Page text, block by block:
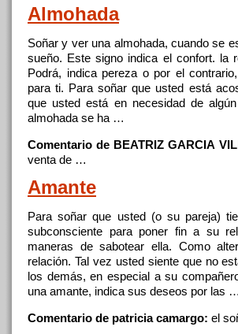
Almohada
Soñar y ver una almohada, cuando se
sueño. Este signo indica el confort. la
Podrá, indica pereza o por el contrario,
para ti. Parasoñar que usted está
que usted está ennecesidad de
almohada se ha …
Comentario de BEATRIZ GARCIA
venta de …
Amante
Parasoñar que usted (o su pareja)
subconsciente para poner fin a su
maneras de sabotear ella. Como
relación. Tal vez usted siente queno
los demás,en especial a su
una amante, indica sus deseos por las …
Comentario de patricia camargo: el